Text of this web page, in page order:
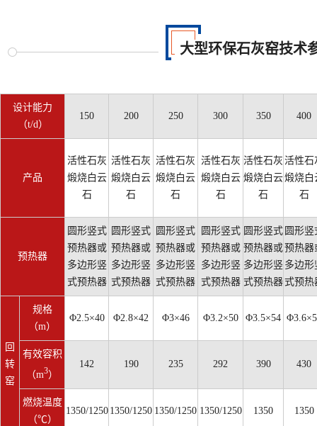
大型环保石灰窑技术
设计能力
（t/d）
150 200 250 300 350 400
产品
活性石灰
煅烧白云
石
活性石灰
煅烧白云
石
活性石灰
煅烧白云
石
活性石灰
煅烧白云
石
活性石灰
煅烧白云
石
活性石
煅烧白
石
预热器
圆形竖式
预热器或
多边形竖
式预热器
圆形竖式
预热器或
多边形竖
式预热器
圆形竖式
预热器或
多边形竖
式预热器
圆形竖式
预热器或
多边形竖
式预热器
圆形竖式
预热器或
多边形竖
式预热器
圆形竖
预热器
多边形
式预热
回
转
窑
规格
（m）
Φ2.5×40 Φ2.8×42 Φ3×46 Φ3.2×50 Φ3.5×54
有效容积
（m3）
142 190 235 292 390 430
燃烧温度
（℃）
1350/1250 1350/1250 1350/1250 1350/1250 1350 1350